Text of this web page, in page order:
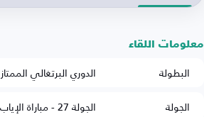
معلومات اللقاء
البطولة
الدوري البرتغالي الممتاز
الجولة
الجولة 27 - مباراة الإياب